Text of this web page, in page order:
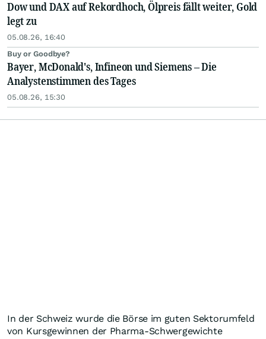
Dow und DAX auf Rekordhoch, Ölpreis fällt weiter, Gold
legt zu
05.08.26, 16:40
Buy or Goodbye?
Bayer, McDonald's, Infineon und Siemens – Die
Analystenstimmen des Tages
05.08.26, 15:30
In der Schweiz wurde die Börse im guten Sektorumfeld
von Kursgewinnen der Pharma-Schwergewichte